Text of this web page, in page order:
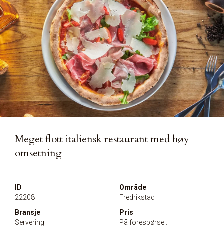
Meget flott italiensk restaurant med høy
omsetning
ID
22208
Område
Fredrikstad
Bransje
Servering
Pris
På forespørsel.